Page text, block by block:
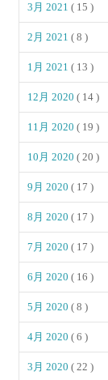
3月 2021( 15 )
2月 2021( 8 )
1月 2021( 13 )
12月 2020( 14 )
11月 2020( 19 )
10月 2020( 20 )
9月 2020( 17 )
8月 2020( 17 )
7月 2020( 17 )
6月 2020( 16 )
5月 2020( 8 )
4月 2020( 6 )
3月 2020( 22 )